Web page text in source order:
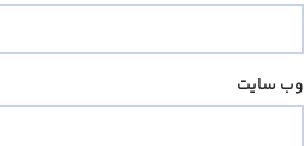
وب‌ سایت